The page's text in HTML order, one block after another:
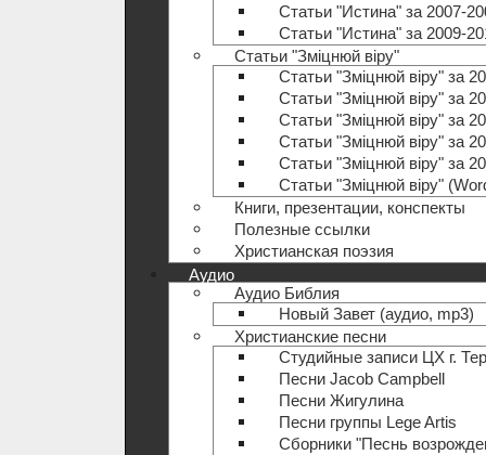
Статьи "Истина" за 2007-
Статьи "Истина" за 2009-
Статьи "Зміцнюй віру"
Статьи "Зміцнюй віру" за
Статьи "Зміцнюй віру" за
Статьи "Зміцнюй віру" за
Статьи "Зміцнюй віру" за
Статьи "Зміцнюй віру" за
Статьи "Зміцнюй віру"
Книги, презентации, конспекты
Полезные ccылки
Христианская поэзия
Аудио
Аудио Библия
Новый Завет (аудио, mp3)
Христианские песни
Студийные записи ЦХ г.
Песни Jacob Campbell
Песни Жигулина
Песни группы Lege Artis
Сборники "Песнь